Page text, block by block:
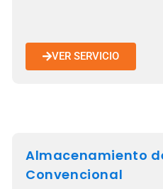
VER SERVICIO
Almacenamiento
Convencional